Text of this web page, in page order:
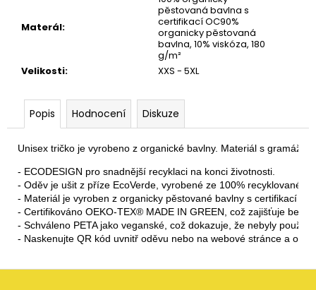
Materál:
pěstovaná bavlna s
certifikací OC90%
organicky pěstovaná
bavlna, 10% viskóza, 180
g/m²
Velikosti: XXS - 5XL
Popis Hodnocení Diskuze
Unisex tričko je vyrobeno z organické bavlny. Materiál s gramáží
- ECODESIGN pro snadnější recyklaci na konci životnosti.
- Oděv je ušit z příze EcoVerde, vyrobené ze 100% recyklovaného
- Materiál je vyroben z organicky pěstované bavlny s certifikací
- Certifikováno OEKO-TEX® MADE IN GREEN, což zajišťuje
- Schváleno PETA jako veganské, což dokazuje, že nebyly použity
- Naskenujte QR kód uvnitř oděvu nebo na webové stránce a
Z